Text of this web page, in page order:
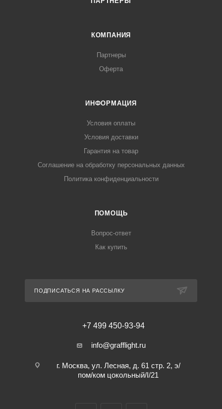
КОМПАНИЯ
Партнеры
Оферта
ИНФОРМАЦИЯ
Условия оплаты
Условия доставки
Гарантия на товар
Соглашение на обработку персональных данных
Политика конфиденциальности
ПОМОЩЬ
Вопрос-ответ
Как купить
ПОДПИСАТЬСЯ НА РАССЫЛКУ
+7 499 450-93-94
info@grafflight.ru
г. Москва, ул. Лесная, д. 61 стр. 2, э/
пом/ком цокольный/I/21